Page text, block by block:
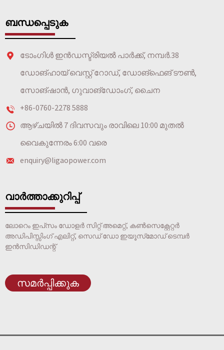
ബന്ധപ്പെടുക
ടോംഗിൾ ഇൻഡസ്ട്രിയൽ പാർക്ക്, നമ്പർ.38
ഡോങ്ഹായ് വെസ്റ്റ് റോഡ്, ഡോങ്ഫെങ് ടൗൺ,
സോങ്ഷാൻ, ഗുവാങ്‌ഡോംഗ്, ചൈന
+86-0760-2278 5888
ആഴ്ചയിൽ 7 ദിവസവും രാവിലെ 10:00 മുതൽ
വൈകുന്നേരം 6:00 വരെ
enquiry@ligaopower.com
വാർത്താക്കുറിപ്പ്
ലോറെം ഇപ്‌സം ഡോളർ സിറ്റ് അമെറ്റ്, കൺസെക്റ്റേറ്റർ
അഡിപിസ്സിംഗ് എലിറ്റ്, സെഡ് ഡോ ഇയൂസ്‌മോഡ് ടെമ്പർ
ഇൻസിഡിഡന്റ്
സമർപ്പിക്കുക